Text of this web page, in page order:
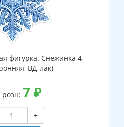
фигурка. Снежинка 4
ВД-лак)
розн: 7 ₽
+